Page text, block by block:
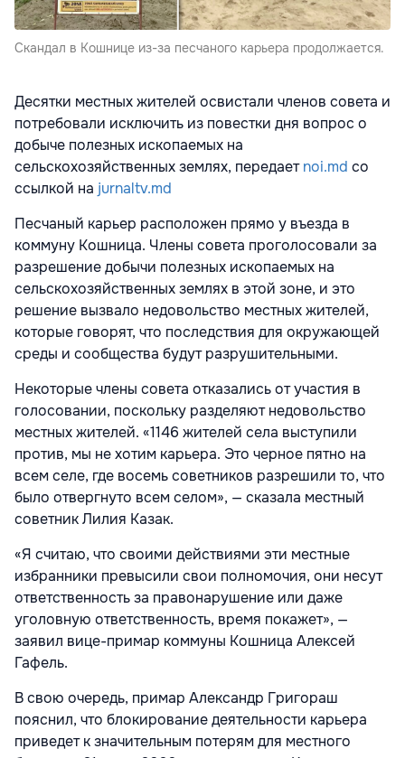
Скандал в Кошнице из-за песчаного карьера продолжается.
Десятки местных жителей освистали членов совета и
потребовали исключить из повестки дня вопрос о
добыче полезных ископаемых на
сельскохозяйственных землях, передаетnoi.md со
ссылкой на jurnaltv.md
Песчаный карьер расположен прямо у въезда в
коммуну Кошница. Члены совета проголосовали за
разрешение добычи полезных ископаемых на
сельскохозяйственных землях в этой зоне, и это
решение вызвало недовольство местных жителей,
которые говорят, что последствия для окружающей
среды и сообщества будут разрушительными.
Некоторые члены совета отказались от участия в
голосовании, поскольку разделяют недовольство
местных жителей. «1146 жителей села выступили
против, мы не хотим карьера. Это черное пятно на
всем селе, где восемь советников разрешили то, что
было отвергнуто всем селом», — сказала местный
советник Лилия Казак.
«Я считаю, что своими действиями эти местные
избранники превысили свои полномочия, они несут
ответственность за правонарушение или даже
уголовную ответственность, время покажет», —
заявил вице-примар коммуны Кошница Алексей
Гафель.
В свою очередь, примар Александр Григораш
пояснил, что блокирование деятельности карьера
приведет к значительным потерям для местного